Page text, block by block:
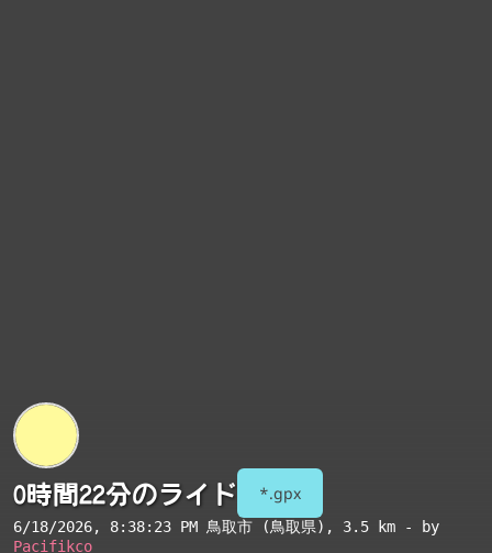
0時間22分のライド *.gpx
6/18/2026, 8:38:23 PM 鳥取市 (鳥取県) , 3.5 km - by
Pacifikco